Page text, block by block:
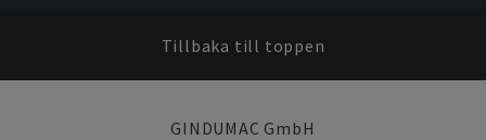
Tillbaka till toppen
GINDUMAC GmbH